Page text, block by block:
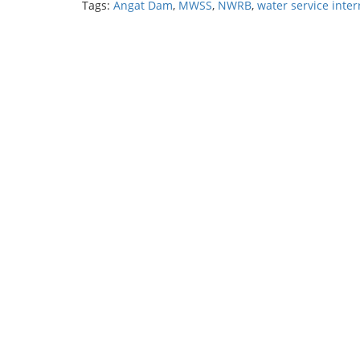
Tags: Angat Dam, MWSS, NWRB, water service